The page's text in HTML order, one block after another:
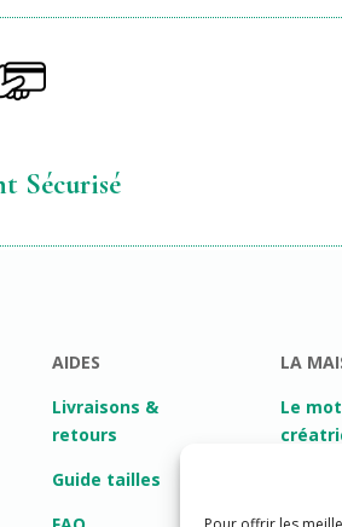
Sécurisé
AIDES
Livraisons &
retours
Guide tailles
LA
Le